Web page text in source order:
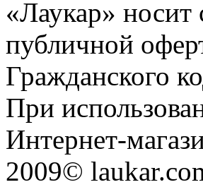
«Лаукар» носит
публичной
Гражданского
При
Интернет-
2009©